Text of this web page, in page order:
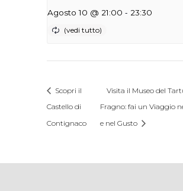
Agosto 10 @ 21:00 - 23:30
Scopri il
Castello di
Contignaco
Visita il Museo del
Fragno: fai un Viaggio
e nel Gusto